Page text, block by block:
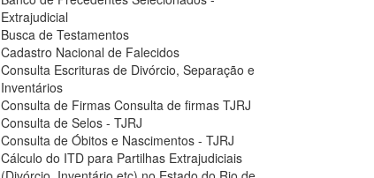
Extrajudicial
Busca de Testamentos
Cadastro Nacional de Falecidos
Consulta Escrituras de Divórcio, Separação e
Inventários
Consulta de Firmas Consulta de firmas TJRJ
Consulta de Selos - TJRJ
Consulta de Óbitos e Nascimentos - TJRJ
Cálculo do ITD para Partilhas Extrajudiciais